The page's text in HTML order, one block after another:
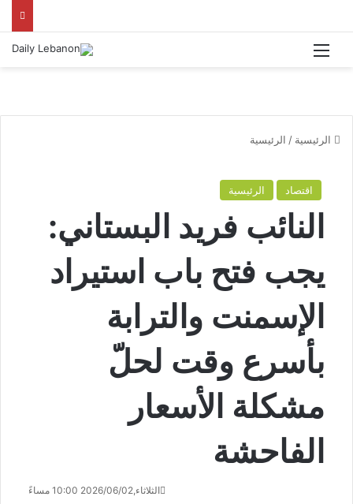
القائمة
الرئيسية / الرئيسية
اقتصاد الرئيسية
النائب فريد البستاني:
يجب فتح باب استيراد
الإسمنت والترابة
بأسرع وقت لحلّ
مشكلة الأسعار
الفاحشة
الثلاثاء,2026/06/02 10:00 مساءً